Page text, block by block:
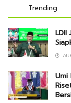
Trending
LDII
Umi